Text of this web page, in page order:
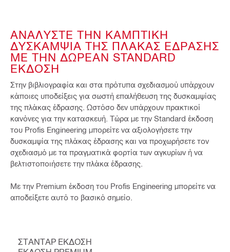
ΑΝΑΛΥΣΤΕ ΤΗΝ ΚΑΜΠΤΙΚΗ
ΔΥΣΚΑΜΨΙΑ ΤΗΣ ΠΛΑΚΑΣ ΕΔΡΑΣΗΣ
ΜΕ ΤΗΝ ΔΩΡΕΑΝ STANDARD
ΕΚΔΟΣΗ
Στην βιβλιογραφία και στα πρότυπα σχεδιασμού υπάρχουν
κάποιες υποδείξεις για σωστή επαλήθευση της δυσκαμψίας
της πλάκας έδρασης. Ωστόσο δεν υπάρχουν πρακτικοί
κανόνες για την κατασκευή. Τώρα με την Standard έκδοση
του Profis Engineering μπορείτε να αξιολογήσετε την
δυσκαμψία της πλάκας έδρασης και να προχωρήσετε τον
σχεδιασμό με τα πραγματικά φορτία των αγκυρίων ή να
βελτιστοποιήσετε την πλάκα έδρασης.
Με την Premium έκδοση του Profis Engineering μπορείτε να
αποδείξετε αυτό το βασικό σημείο.
ΣΤΑΝΤΑΡ ΕΚΔΟΣΗ